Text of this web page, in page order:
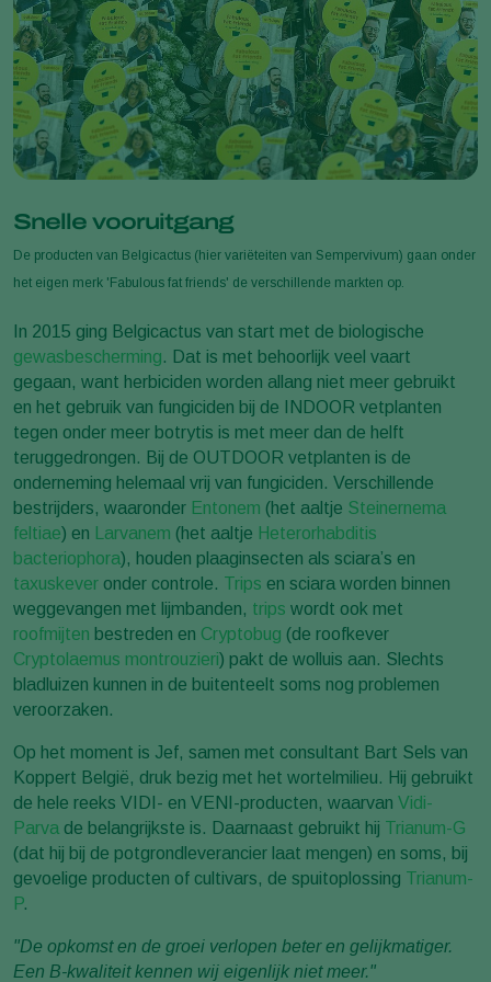
Snelle vooruitgang
De producten van Belgicactus (hier variëteiten van Sempervivum) gaan onder
het eigen merk 'Fabulous fat friends' de verschillende markten op.
In 2015 ging Belgicactus van start met de biologische
gewasbescherming. Dat is met behoorlijk veel vaart
gegaan, want herbiciden worden allang niet meer gebruikt
en het gebruik van fungiciden bij de INDOOR vetplanten
tegen onder meer botrytis is met meer dan de helft
teruggedrongen. Bij de OUTDOOR vetplanten is de
onderneming helemaal vrij van fungiciden. Verschillende
bestrijders, waaronder Entonem (het aaltje Steinernema
feltiae) en Larvanem (het aaltje Heterorhabditis
bacteriophora), houden plaaginsecten als sciara’s en
taxuskever onder controle. Trips en sciara worden binnen
weggevangen met lijmbanden, trips wordt ook met
roofmijten bestreden en Cryptobug (de roofkever
Cryptolaemus montrouzieri) pakt de wolluis aan. Slechts
bladluizen kunnen in de buitenteelt soms nog problemen
veroorzaken.
Op het moment is Jef, samen met consultant Bart Sels van
Koppert België, druk bezig met het wortelmilieu. Hij gebruikt
de hele reeks VIDI- en VENI-producten, waarvan Vidi-
Parva de belangrijkste is. Daarnaast gebruikt hij Trianum-G
(dat hij bij de potgrondleverancier laat mengen) en soms, bij
gevoelige producten of cultivars, de spuitoplossing Trianum-
P.
"De opkomst en de groei verlopen beter en gelijkmatiger.
Een B-kwaliteit kennen wij eigenlijk niet meer."